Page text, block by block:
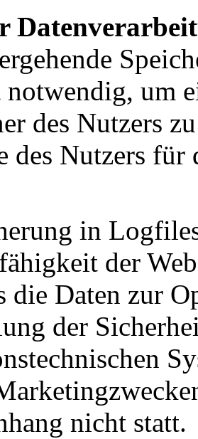
notwendig, um
des Nutzers
des Nutzers
in
der
die Daten zur
der
nicht statt.